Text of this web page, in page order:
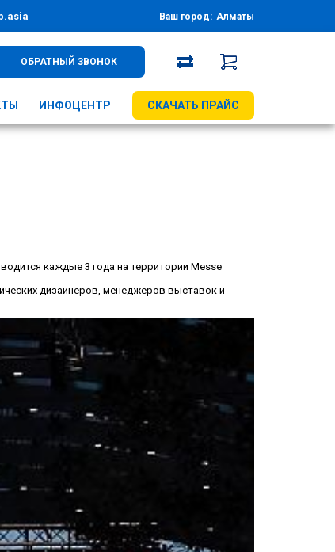
Ваш город: Алматы
ОБРАТНЫЙ ЗВОНОК
ИНФОЦЕНТР СКАЧАТЬ ПРАЙС
каждые 3 года на территории Messe
дизайнеров, менеджеров выставок и